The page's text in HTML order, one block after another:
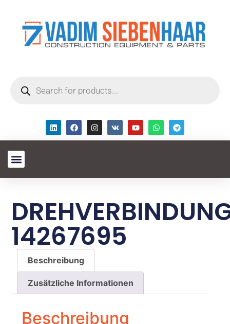
14267695
Beschreibung
Zusätzliche Informationen
Beschreibung